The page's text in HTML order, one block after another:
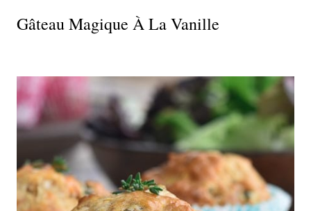
Gâteau Magique À La Vanille